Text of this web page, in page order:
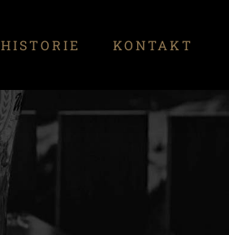
HISTORIE KONTAKT